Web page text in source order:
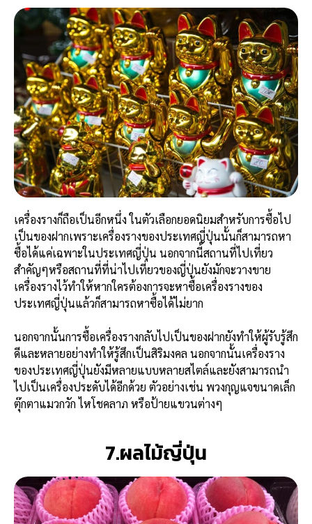
เครื่องรางก็ถือเป็นอีกหนึ่ง ในตัวเลือกยอดนิยมสำหรับการซื้อไป
เป็นของฝากเพราะเครื่องรางของประเทศญี่ปุ่นนั้นก็สามารถหา
ซื้อได้แค่เฉพาะในประเทศญี่ปุ่น นอกจากนี้สถานที่ไปเที่ยว
สำคัญๆหรือสถานที่ที่น่าไปเที่ยวของญี่ปุ่นยังมักจะวางขาย
เครื่องรางไว้ทำให้หากใครต้องการจะหาซื้อเครื่องรางของ
ประเทศญี่ปุ่นแล้วก็สามารถหาซื้อได้ไม่ยาก
นอกจากนั้นการซื้อเครื่องรางกลับไปเป็นของฝากยังทำให้ผู้รับรู้สึก
ดีและหลายอย่างทำให้รู้สึกเป็นสิริมงคล นอกจากนั้นเครื่องราง
ของประเทศญี่ปุ่นยังมีหลายแบบหลายสไตล์และยังสามารถนำ
ไปเป็นเครื่องประดับได้อีกด้วย ตัวอย่างเช่น พวงกุญแจขนาดเล็ก
ตุ๊กตาแมวกวัก ไหโชคลาภ หรือป้ายแขวนต่างๆ
7.ผลไม้ญี่ปุ่น